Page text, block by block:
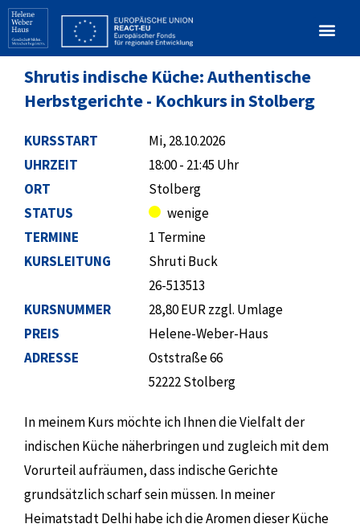
Shrutis indische Küche: Authentische
Herbstgerichte - Kochkurs in Stolberg
KURSSTART
UHRZEIT
ORT
STATUS
TERMINE
Mi, 28.10.2026
18:00 - 21:45 Uhr
Stolberg
wenige
1 Termine
KURSLEITUNG
KURSNUMMER
PREIS
ADRESSE
Shruti Buck
26-513513
28,80 EUR zzgl. Umlage
Helene-Weber-Haus
Oststraße 66
52222 Stolberg
In meinem Kurs möchte ich Ihnen die Vielfalt der
indischen Küche näherbringen und zugleich mit dem
Vorurteil aufräumen, dass indische Gerichte
grundsätzlich scharf sein müssen. In meiner
Heimatstadt Delhi habe ich die Aromen dieser Küche